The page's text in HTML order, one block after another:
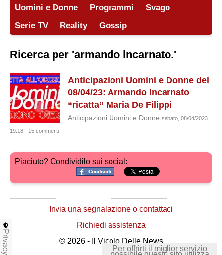
Uomini e Donne
Programmi
Svago
Serie TV
Reality Gossip
Ricerca per 'armando lncarnato.'
Anticipazioni Uomini e Donne del
08/04/23: Armando Incarnato
“ricatta” Maria De Filippi
Anticipazioni Uomini e Donne sabato, 08/04/2023
19:18 - 15 commenti
Piaciuto? Condividilo sui social:
Invia una segnalazione o contattaci
Richiedi assistenza
© 2026 - Il Vicolo Delle News
Per offrirti il miglior servizio
Privacy